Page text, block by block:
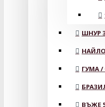
ШНУР
ГУМА
ВЪЖЕ